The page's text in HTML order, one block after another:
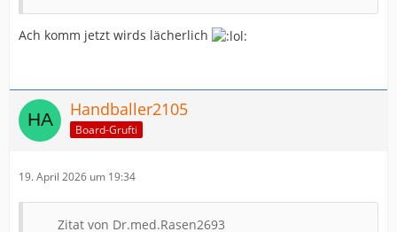
Ach komm jetzt wirds lächerlich
Handballer2105
Board-Grufti
19. April 2026 um 19:34
Zitat von Dr.med.Rasen2693